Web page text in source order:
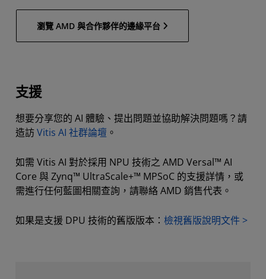
瀏覽 AMD 與合作夥伴的邊緣平台
支援
想要分享您的 AI 體驗、提出問題並協助解決問題嗎？請
造訪Vitis AI 社群論壇 。
如需 Vitis AI 對於採用 NPU 技術之 AMD Versal™ AI
Core 與 Zynq™ UltraScale+™ MPSoC 的支援詳情，或
需進行任何藍圖相關查詢，請聯絡 AMD 銷售代表。
如果是支援 DPU 技術的舊版版本： 檢視舊版說明文件 >